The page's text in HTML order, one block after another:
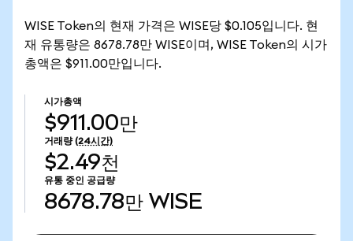
WISE Token의 현재 가격은 WISE당 $0.105입니다. 현
재 유통량은 8678.78만 WISE이며, WISE Token의 시가
총액은 $911.00만입니다.
시가총액
$911.00만
거래량 (24시간)
$2.49천
유통 중인 공급량
8678.78만 WISE